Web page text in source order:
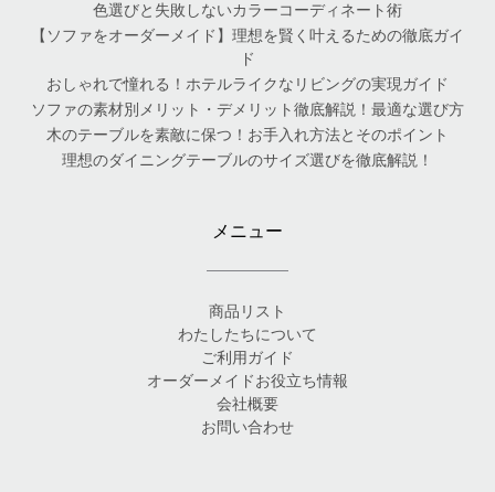
色選びと失敗しないカラーコーディネート術
【ソファをオーダーメイド】理想を賢く叶えるための徹底ガイ
ド
おしゃれで憧れる！ホテルライクなリビングの実現ガイド
ソファの素材別メリット・デメリット徹底解説！最適な選び方
木のテーブルを素敵に保つ！お手入れ方法とそのポイント
理想のダイニングテーブルのサイズ選びを徹底解説！
メニュー
商品リスト
わたしたちについて
ご利用ガイド
オーダーメイドお役立ち情報
会社概要
お問い合わせ